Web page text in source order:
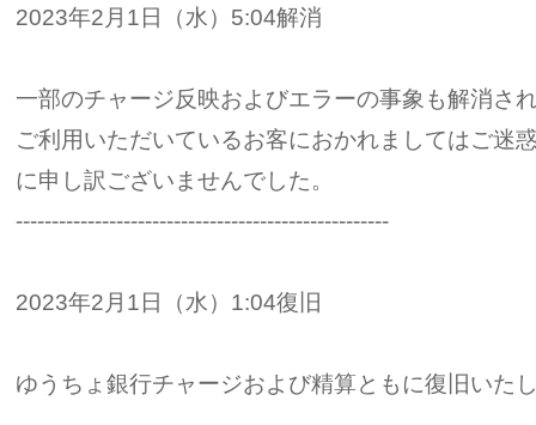
2023年2月1日（水）5:04解消
一部のチャージ反映およびエラーの事象も解消さ
ご利用いただいているお客におかれましてはご迷
に申し訳ございませんでした。
----------------------------------------------------
2023年2月1日（水）1:04復旧
ゆうちょ銀行チャージおよび精算ともに復旧いた